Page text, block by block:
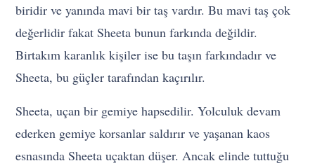
biridir ve yanında mavi bir taş vardır. Bu mavi taş çok
değerlidir fakat Sheeta bunun farkında değildir.
Birtakım karanlık kişiler ise bu taşın farkındadır ve
Sheeta, bu güçler tarafından kaçırılır.
Sheeta, uçan bir gemiye hapsedilir. Yolculuk devam
ederken gemiye korsanlar saldırır ve yaşanan kaos
esnasında Sheeta uçaktan düşer. Ancak elinde tuttuğu